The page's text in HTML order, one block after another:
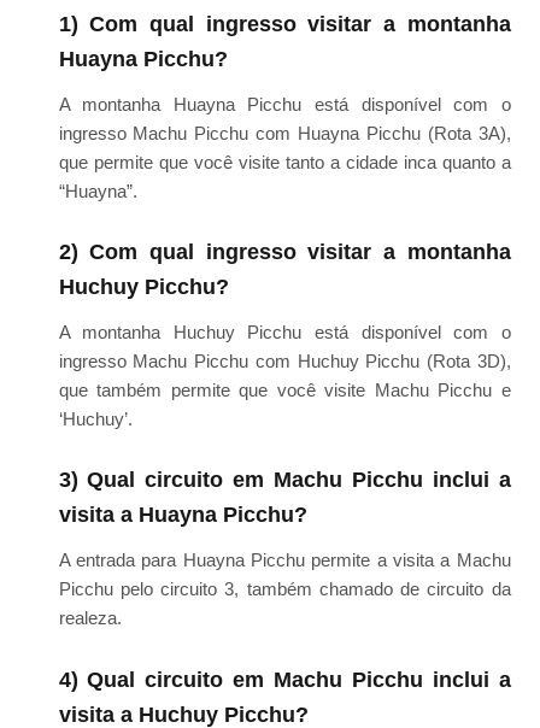
1) Com qual ingresso visitar a montanha
Huayna Picchu?
A montanha Huayna Picchu está disponível com o
ingresso Machu Picchu com Huayna Picchu (Rota 3A),
que permite que você visite tanto a cidade inca quanto a
“Huayna”.
2) Com qual ingresso visitar a montanha
Huchuy Picchu?
A montanha Huchuy Picchu está disponível com o
ingresso Machu Picchu com Huchuy Picchu (Rota 3D),
que também permite que você visite Machu Picchu e
‘Huchuy’.
3) Qual circuito em Machu Picchu inclui a
visita a Huayna Picchu?
A entrada para Huayna Picchu permite a visita a Machu
Picchu pelo circuito 3, também chamado de circuito da
realeza.
4) Qual circuito em Machu Picchu inclui a
visita a Huchuy Picchu?